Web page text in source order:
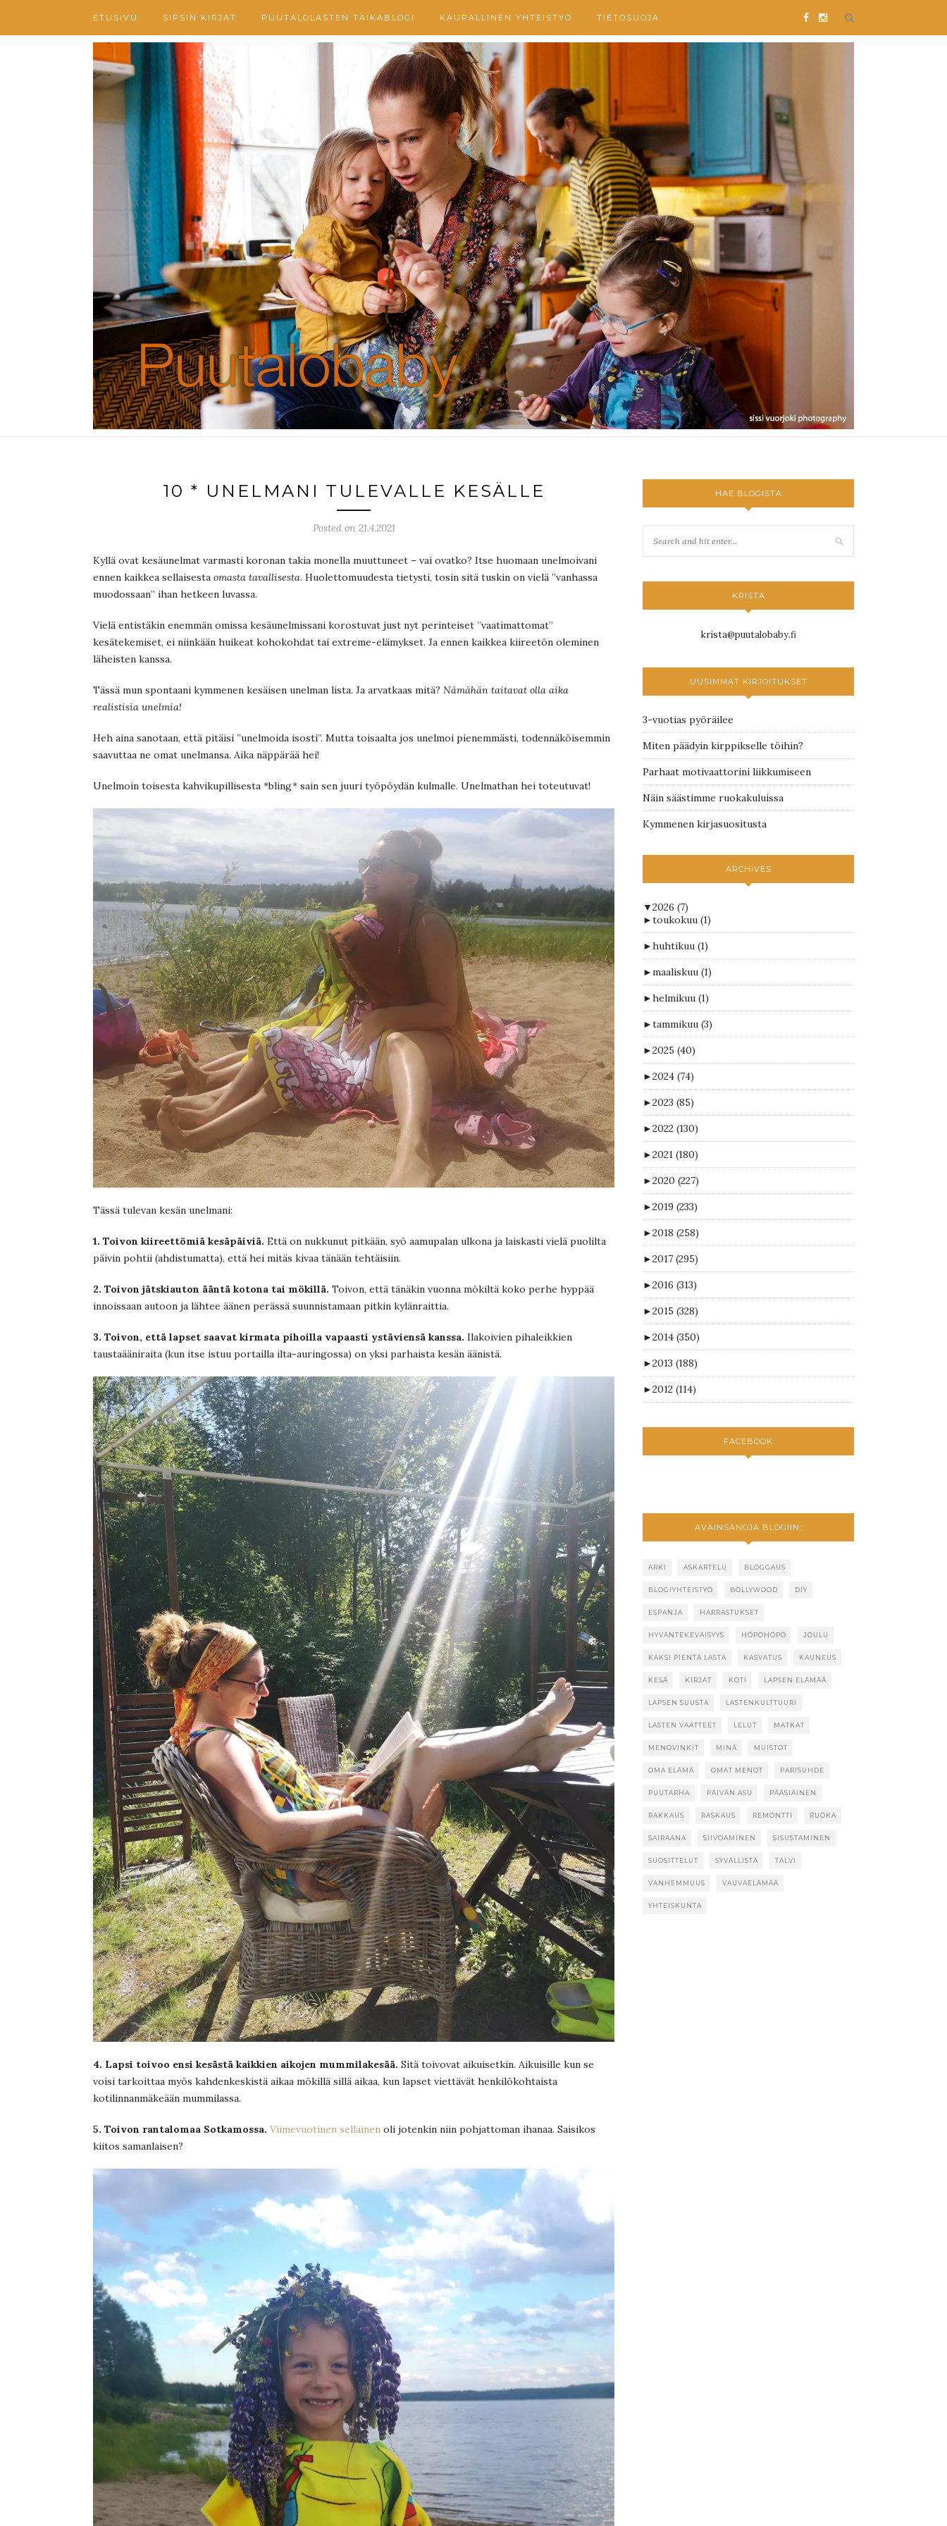
ETUSIVU SIPSIN KIRJAT PUUTALOLASTEN TAIKABLOGI KAUPALLINEN YHTEISTYÖ TIETOSUOJA
10 * UNELMANI TULEVALLE KESÄLLE
Posted on 21.4.2021
Kyllä ovat kesäunelmat varmasti koronan takia monella muuttuneet – vai ovatko? Itse huomaan unelmoivani
ennen kaikkea sellaisesta omasta tavallisesta. Huolettomuudesta tietysti, tosin sitä tuskin on vielä ”vanhassa
muodossaan” ihan hetkeen luvassa.
Vielä entistäkin enemmän omissa kesäunelmissani korostuvat just nyt perinteiset ”vaatimattomat”
kesätekemiset, ei niinkään huikeat kohokohdat tai extreme-elämykset. Ja ennen kaikkea kiireetön oleminen
läheisten kanssa.
Tässä mun spontaani kymmenen kesäisen unelman lista. Ja arvatkaas mitä? Nämähän taitavat olla aika
realistisia unelmia!
Heh aina sanotaan, että pitäisi ”unelmoida isosti”. Mutta toisaalta jos unelmoi pienemmästi, todennäköisemmin
saavuttaa ne omat unelmansa. Aika näppärää hei!
Unelmoin toisesta kahvikupillisesta *bling* sain sen juuri työpöydän kulmalle. Unelmathan hei toteutuvat!
Tässä tulevan kesän unelmani:
1. Toivon kiireettömiä kesäpäiviä. Että on nukkunut pitkään, syö aamupalan ulkona ja laiskasti vielä puolilta
päivin pohtii (ahdistumatta), että hei mitäs kivaa tänään tehtäisiin.
2. Toivon jätskiauton ääntä kotona tai mökillä. Toivon, että tänäkin vuonna mökiltä koko perhe hyppää
innoissaan autoon ja lähtee äänen perässä suunnistamaan pitkin kylänraittia.
3. Toivon, että lapset saavat kirmata pihoilla vapaasti ystäviensä kanssa. Ilakoivien pihaleikkien
taustaääniraita (kun itse istuu portailla ilta-auringossa) on yksi parhaista kesän äänistä.
4. Lapsi toivoo ensi kesästä kaikkien aikojen mummilakesää. Sitä toivovat aikuisetkin. Aikuisille kun se
voisi tarkoittaa myös kahdenkeskistä aikaa mökillä sillä aikaa, kun lapset viettävät henkilökohtaista
kotilinnanmäkeään mummilassa.
5. Toivon rantalomaa Sotkamossa. Viimevuotinen sellainen oli jotenkin niin pohjattoman ihanaa. Saisikos
kiitos samanlaisen?
HAE BLOGISTA
KRISTA
krista@puutalobaby.fi
UUSIMMAT KIRJOITUKSET
3-vuotias pyöräilee
Miten päädyin kirppikselle töihin?
Parhaat motivaattorini liikkumiseen
Näin säästimme ruokakuluissa
Kymmenen kirjasuositusta
ARCHIVES
▼2026 (7)
►toukokuu (1)
►huhtikuu (1)
►maaliskuu (1)
►helmikuu (1)
►tammikuu (3)
►2025 (40)
►2024 (74)
►2023 (85)
►2022 (130)
►2021 (180)
►2020 (227)
►2019 (233)
►2018 (258)
►2017 (295)
►2016 (313)
►2015 (328)
►2014 (350)
►2013 (188)
►2012 (114)
FACEBOOK
AVAINSANOJA BLOGIIN:
ARKI ASKARTELU BLOGGAUS
BLOGIYHTEISTYÖ BOLLYWOOD DIY
ESPANJA HARRASTUKSET
HYVÄNTEKEVÄISYYS HÖPÖHÖPÖ JOULU
KAKSI PIENTÄ LASTA KASVATUS KAUNEUS
KESÄ KIRJAT KOTI LAPSEN ELÄMÄÄ
LAPSEN SUUSTA LASTENKULTTUURI
LASTEN VAATTEET LELUT MATKAT
MENOVINKIT MINÄ MUISTOT
OMA ELÄMÄ OMAT MENOT PARISUHDE
PUUTARHA PÄIVÄN ASU PÄÄSIÄINEN
RAKKAUS RASKAUS REMONTTI RUOKA
SAIRAANA SIIVOAMINEN SISUSTAMINEN
SUOSITTELUT SYVÄLLISTÄ TALVI
VANHEMMUUS VAUVAELÄMÄÄ
YHTEISKUNTA